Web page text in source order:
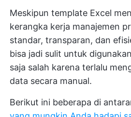
Meskipun template Excel
kerangka kerja manajemen
standar, transparan, dan
bisa jadi sulit untuk
saja salah karena terlalu
data secara manual.
Berikut ini beberapa di